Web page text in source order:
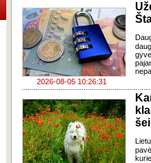
2026-08-05 10:26:31